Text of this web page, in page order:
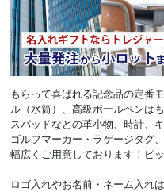
もらって喜ばれる記念品の定番
ル（水筒）、高級ボールペンは
スパッドなどの革小物、時計、
ゴルフマーカー・ラゲージタグ
幅広くご用意しております！ピ
ロゴ入れやお名前・ネーム入れ